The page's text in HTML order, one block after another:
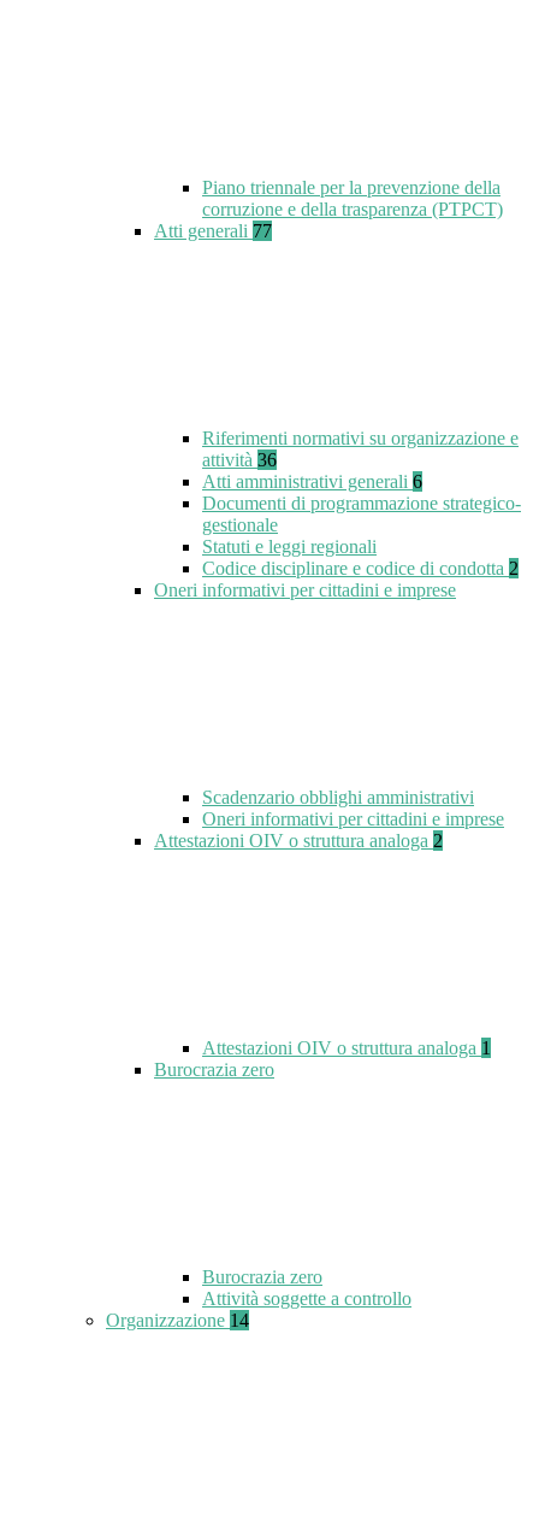
Piano triennale per la prevenzione della
corruzione e della trasparenza (PTPCT)
Atti generali 77
Riferimenti normativi su organizzazione e
attività 36
Atti amministrativi generali 6
Documenti di programmazione strategico-
gestionale
Statuti e leggi regionali
Codice disciplinare e codice di condotta 2
Oneri informativi per cittadini e imprese
Scadenzario obblighi amministrativi
Oneri informativi per cittadini e imprese
Attestazioni OIV o struttura analoga 2
Attestazioni OIV o struttura analoga 1
Burocrazia zero
Burocrazia zero
Attività soggette a controllo
Organizzazione 14